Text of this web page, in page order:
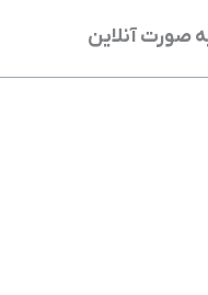
صورت آنلاین